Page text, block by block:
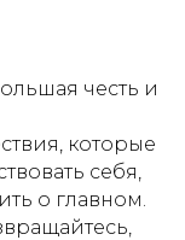
честь и
которые
себя,
о главном.